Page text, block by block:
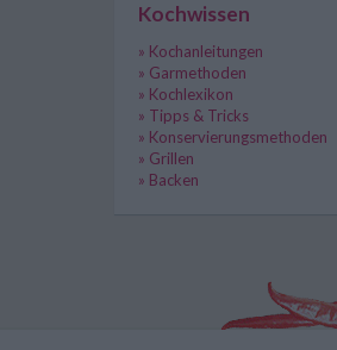
Kochwissen
» Kochanleitungen
» Garmethoden
» Kochlexikon
» Tipps & Tricks
» Konservierungsmethoden
» Grillen
» Backen